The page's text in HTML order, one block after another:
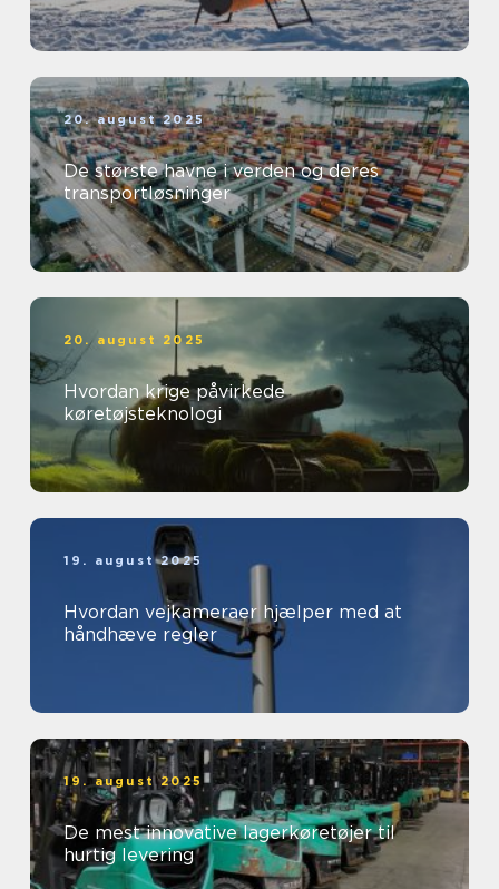
20. august 2025
De største havne i verden og deres
transportløsninger
20. august 2025
Hvordan krige påvirkede
køretøjsteknologi
19. august 2025
Hvordan vejkameraer hjælper med at
håndhæve regler
19. august 2025
De mest innovative lagerkøretøjer til
hurtig levering